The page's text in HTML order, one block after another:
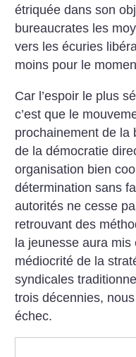
étriquée dans son
bureaucrates les
vers les écuries
moins pour le
Car l’espoir le plus
c’est que le
prochainement de la
de la démocratie
organisation bien
détermination sans
autorités ne cesse
retrouvant des
la jeunesse aura
médiocrité de la
syndicales
trois décennies,
échec.